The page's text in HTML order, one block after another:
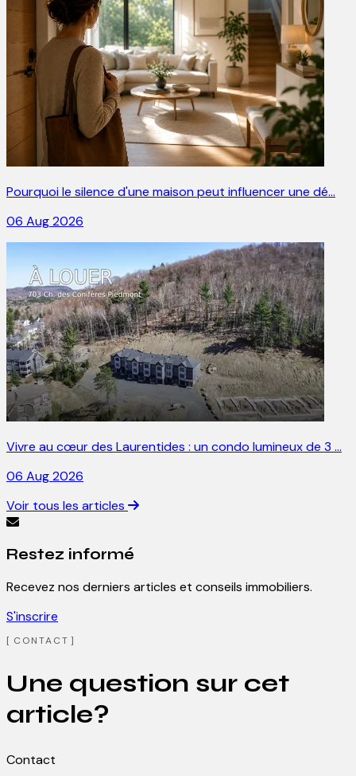
Pourquoi le silence d'une maison peut influencer une dé…
06 Aug 2026
Vivre au cœur des Laurentides : un condo lumineux de 3 …
06 Aug 2026
Voir tous les articles
Restez informé
Recevez nos derniers articles et conseils immobiliers.
S'inscrire
CONTACT
Une question sur cet
article?
Contact